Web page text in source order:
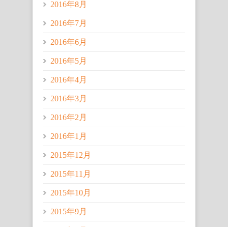
2016年8月
2016年7月
2016年6月
2016年5月
2016年4月
2016年3月
2016年2月
2016年1月
2015年12月
2015年11月
2015年10月
2015年9月